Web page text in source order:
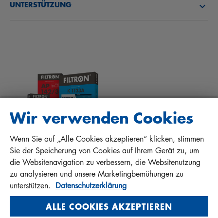
PROTECT+
UNTERSTÜTZUNG
FAQ
MANN+HUMMEL FT Poland
Sp. z o. o. Sp. k.
ul. Wrocławska 145, 63-800 GOSTYŃ, POLAND
Privacy Statement
Imprint
Wir verwenden Cookies
Wenn Sie auf „Alle Cookies akzeptieren“ klicken, stimmen
Sie der Speicherung von Cookies auf Ihrem Gerät zu, um
die Websitenavigation zu verbessern, die Websitenutzung
zu analysieren und unsere Marketingbemühungen zu
unterstützen. Datenschutzerklärung
ALLE COOKIES AKZEPTIEREN